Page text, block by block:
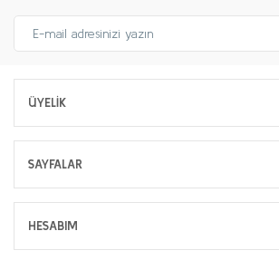
ÜYELİK
SAYFALAR
HESABIM